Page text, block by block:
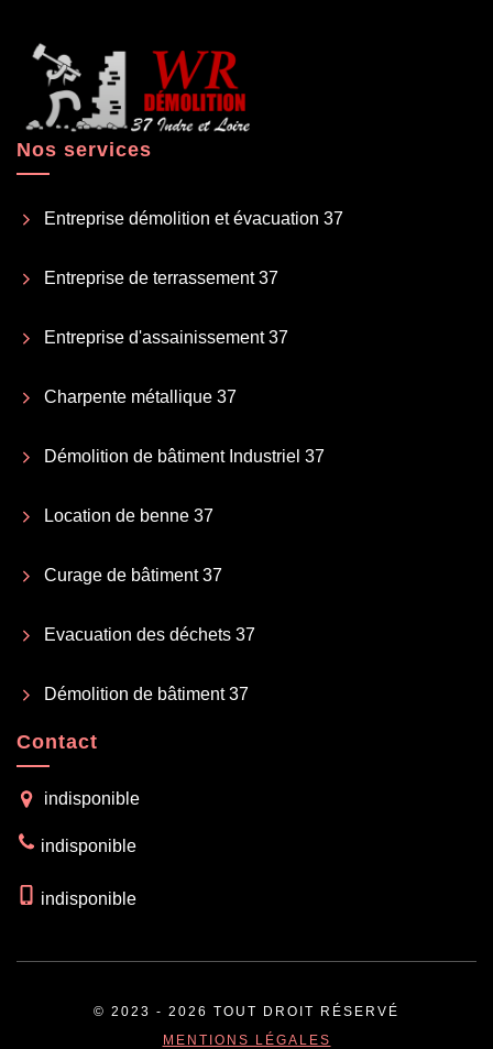
Nos services
Entreprise démolition et évacuation 37
Entreprise de terrassement 37
Entreprise d'assainissement 37
Charpente métallique 37
Démolition de bâtiment Industriel 37
Location de benne 37
Curage de bâtiment 37
Evacuation des déchets 37
Démolition de bâtiment 37
Contact
indisponible
indisponible
indisponible
© 2023 - 2026 TOUT DROIT RÉSERVÉ
MENTIONS LÉGALES